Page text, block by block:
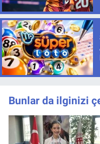
Bunlar da ilginizi